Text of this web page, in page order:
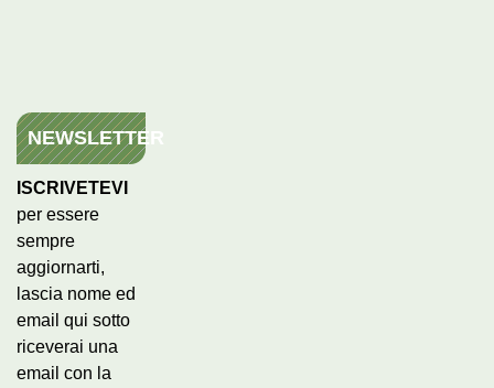
NEWSLETTER
ISCRIVETEVI
per essere
sempre
aggiornarti,
lascia nome ed
email qui sotto
riceverai una
email con la